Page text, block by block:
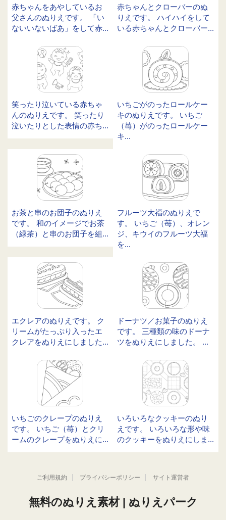
赤ちゃんをあやしているお
父さんのぬりえです。 「い
ないいないばあ」をして赤...
赤ちゃんとクローバーのぬ
りえです。 ハイハイをして
いる赤ちゃんとクローバー...
笑ったり泣いている赤ちゃ
んのぬりえです。 笑ったり
泣いたりとした表情の赤ち...
いちごがのったロールケー
キのぬりえです。 いちご
（苺）がのったロールケー
キ...
お茶と串のお団子のぬりえ
です。 和のイメージでお茶
（緑茶）と串のお団子を組...
フルーツ大福のぬりえで
す。 いちご（苺）、オレン
ジ、キウイのフルーツ大福
を...
エクレアのぬりえです。 ク
リームがたっぷり入ったエ
クレアをぬりえにしました...
ドーナツ／お菓子のぬりえ
です。 三種類の味のドーナ
ツをぬりえにしました。 ...
いちごのクレープのぬりえ
です。 いちご（苺）とクリ
ームのクレープをぬりえに...
いろいろなクッキーのぬり
えです。 いろいろな形や味
のクッキーをぬりえにしま...
ご利用規約 プライバシーポリシー サイト運営者
無料のぬりえ素材 | ぬりえパーク